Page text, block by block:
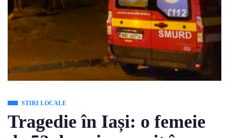
STIRI LOCALE
Tragedie în Iași: o femeie